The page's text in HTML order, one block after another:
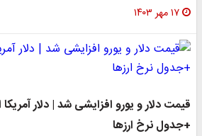
۱۷ مهر ۱۴۰۳
+جدول نرخ ارزها